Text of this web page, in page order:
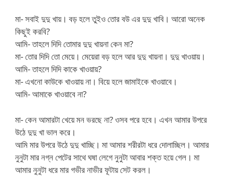
মা- সবাই দুদু খায়। বড় হলে তুইও তোর বউ এর দুদু খাবি। আরো অনেক
কিছুই করবি?
আমি- তাহলে দিদি তোমার দুদু খায়না কেন মা?
মা- তোর দিদি তো মেয়ে। মেয়েরা বড় হলে আর দুদু খায়না। দুদু খাওয়ায়।
আমি- তাহলে দিদি কাকে খাওয়ায়?
মা- এখনো কাউকে খাওয়ায় না। বিয়ে হলে জামাইকে খাওয়াবে।
আমি- আমাকে খাওয়াবে না?
মা- কেন আমারটা খেয়ে মন ভরছে না? ওসব পরে হবে। এখন আমার উপরে
উঠে দুদু খা ভাল করে।
আমি মার উপরে উঠে দুদু খাচ্ছি। মা আমার শরীরটা ধরে দোলাচ্ছিল। আমার
নুনুটা মার নগ্ন পেটের সাথে ঘষা লেগে নুনুটা আবার শক্ত হয়ে গেল। মা
আমার নুনুটা ধরে মার গভীর নাভীর ফূটায় সেট করল।